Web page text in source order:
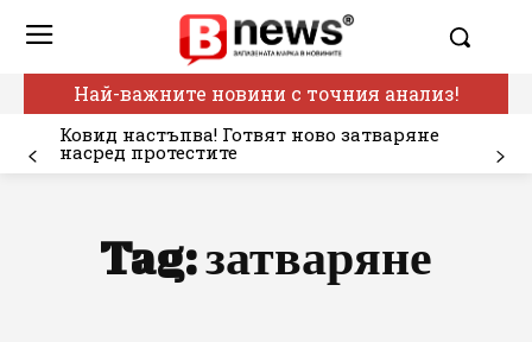
Най-важните новини с точния анализ!
Ковид настъпва! Готвят ново затваряне
насред протестите
Tag:затваряне